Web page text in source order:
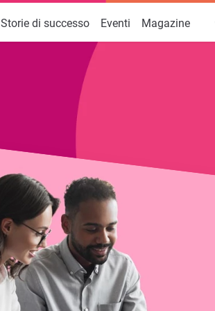
Software Libro Soci
Programma per
Associazioni culturali e musicali
Enti Filantropici e Fondazioni
Storie di successo Eventi Magazine